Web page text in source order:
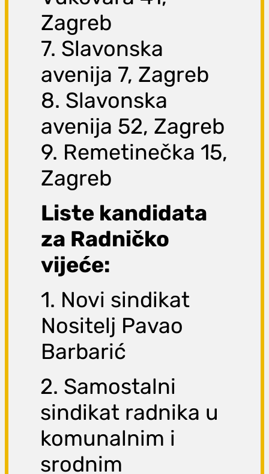
Zagreb
7. Slavonska
avenija 7, Zagreb
8. Slavonska
avenija 52, Zagreb
9. Remetinečka 15,
Zagreb
Liste kandidata
za Radničko
vijeće:
1. Novi sindikat
Nositelj Pavao
Barbarić
2. Samostalni
sindikat radnika u
komunalnim i
srodnim